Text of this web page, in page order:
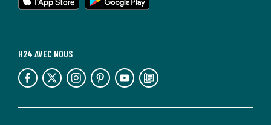
H24 AVEC NOUS
lien vers l'espace réseaux sociaux lien vers l'espace réseaux sociaux lien vers l'espace réseaux sociaux lien vers l'espace réseaux sociaux lien vers l'espace réseaux sociaux lien vers le blog la redoute